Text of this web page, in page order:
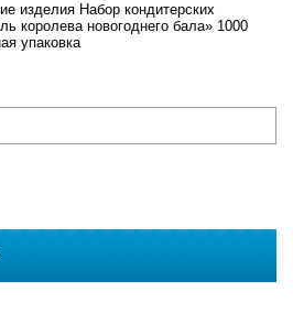
изделия Набор кондитерских
королева новогоднего бала» 1000
упаковка